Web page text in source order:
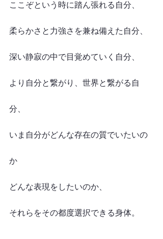
ここぞという時に踏ん張れる自分、
柔らかさと力強さを兼ね備えた自分、
深い静寂の中で目覚めていく自分、
より自分と繋がり、世界と繋がる自
分、
いま自分がどんな存在の質でいたいの
か
どんな表現をしたいのか、
それらをその都度選択できる身体。